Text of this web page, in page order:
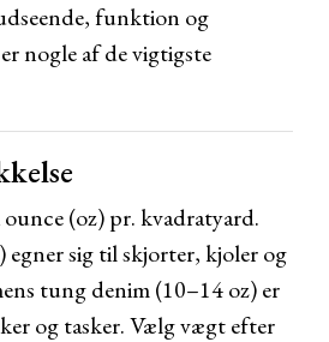
funktion og
nogle af de vigtigste
(oz) pr. kvadratyard.
egner sig til skjorter, kjoler og
tung denim (10–14 oz) er
og tasker. Vælg vægt efter